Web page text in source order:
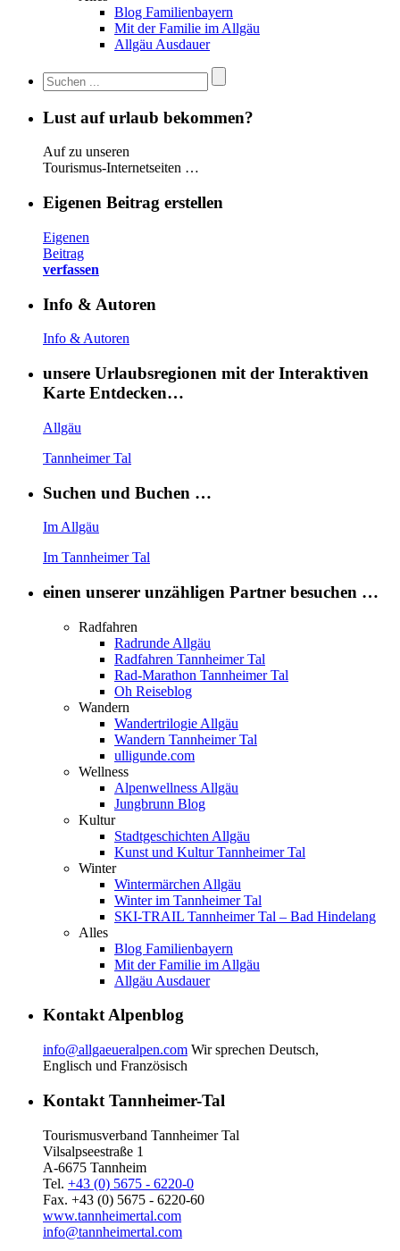
Blog Familienbayern
Mit der Familie im Allgäu
Allgäu Ausdauer
Lust auf urlaub bekommen?
Auf zu unseren
Tourismus-Internetseiten …
Eigenen Beitrag erstellen
Eigenen
Beitrag
verfassen
Info & Autoren
Info & Autoren
unsere Urlaubsregionen mit der Interaktiven
Karte Entdecken…
Allgäu
Tannheimer Tal
Suchen und Buchen …
Im Allgäu
Im Tannheimer Tal
einen unserer unzähligen Partner besuchen …
Radfahren
Radrunde Allgäu
Radfahren Tannheimer Tal
Rad-Marathon Tannheimer Tal
Oh Reiseblog
Wandern
Wandertrilogie Allgäu
Wandern Tannheimer Tal
ulligunde.com
Wellness
Alpenwellness Allgäu
Jungbrunn Blog
Kultur
Stadtgeschichten Allgäu
Kunst und Kultur Tannheimer Tal
Winter
Wintermärchen Allgäu
Winter im Tannheimer Tal
SKI-TRAIL Tannheimer Tal – Bad Hindelang
Alles
Blog Familienbayern
Mit der Familie im Allgäu
Allgäu Ausdauer
Kontakt Alpenblog
info@allgaeueralpen.com Wir sprechen Deutsch,
Englisch und Französisch
Kontakt Tannheimer-Tal
Tourismusverband Tannheimer Tal
Vilsalpseestraße 1
A-6675 Tannheim
Tel. +43 (0) 5675 - 6220-0
Fax. +43 (0) 5675 - 6220-60
www.tannheimertal.com
info@tannheimertal.com